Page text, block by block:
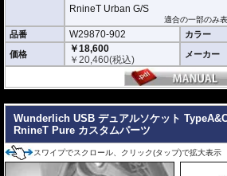
RnineT Urban G/S
適合の一部のみ
品番 W29870-902 カラー
価格
￥18,600
￥20,460(税込) メーカー
Wunderlich USB デュアルソケット
RnineT Pure カスタムパーツ
スワイプでスクロール、クリック(タップ)で拡大表示